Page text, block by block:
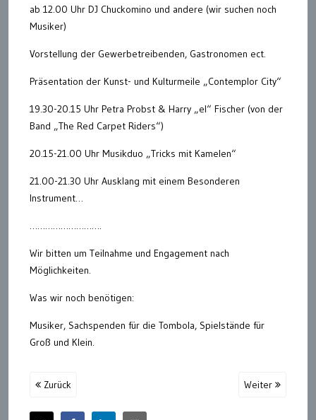
ab 12.00 Uhr DJ Chuckomino und andere (wir suchen noch
Musiker)
Vorstellung der Gewerbetreibenden, Gastronomen ect.
Präsentation der Kunst- und Kulturmeile „Contemplor City“
19.30-20.15 Uhr Petra Probst & Harry „el“ Fischer (von der
Band „The Red Carpet Riders“)
20.15-21.00 Uhr Musikduo „Tricks mit Kamelen“
21.00-21.30 Uhr Ausklang mit einem Besonderen
Instrument…
……………………….
Wir bitten um Teilnahme und Engagement nach
Möglichkeiten.
Was wir noch benötigen:
Musiker, Sachspenden für die Tombola, Spielstände für
Groß und Klein.
Zurück Weiter